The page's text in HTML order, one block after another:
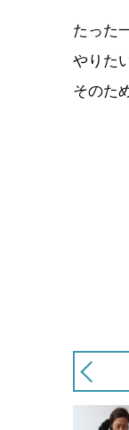
たった
やりた
そのた